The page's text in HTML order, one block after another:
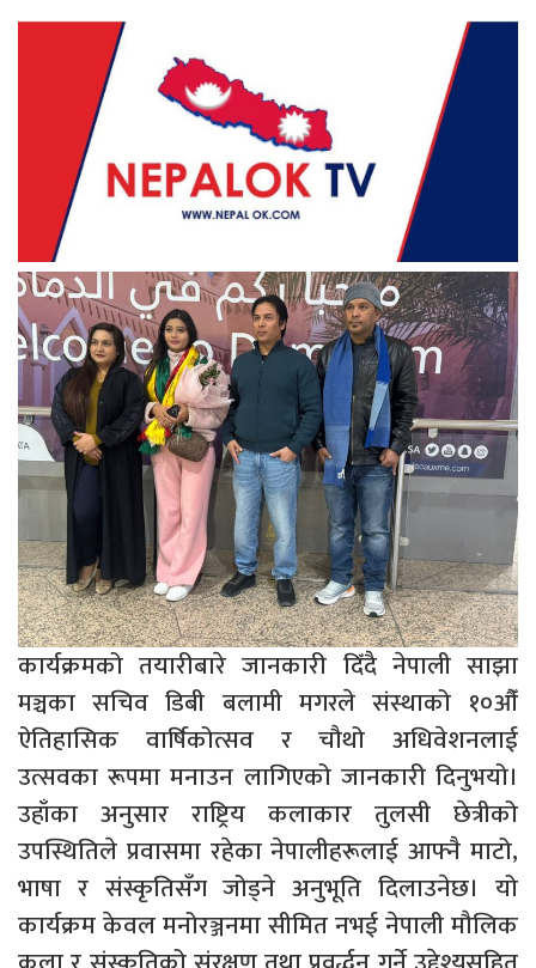
कार्यक्रमको तयारीबारे जानकारी दिँदै नेपाली साझा
मञ्चका सचिव डिबी बलामी मगरले संस्थाको १०औँ
ऐतिहासिक वार्षिकोत्सव र चौथो अधिवेशनलाई
उत्सवका रूपमा मनाउन लागिएको जानकारी दिनुभयो।
उहाँका अनुसार राष्ट्रिय कलाकार तुलसी छेत्रीको
उपस्थितिले प्रवासमा रहेका नेपालीहरूलाई आफ्नै माटो,
भाषा र संस्कृतिसँग जोड्ने अनुभूति दिलाउनेछ। यो
कार्यक्रम केवल मनोरञ्जनमा सीमित नभई नेपाली मौलिक